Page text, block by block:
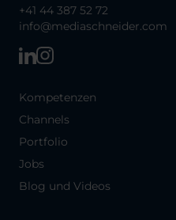
+41 44 387 52 72
info@mediaschneider.com
Kompetenzen
Channels
Portfolio
Jobs
Blog und Videos